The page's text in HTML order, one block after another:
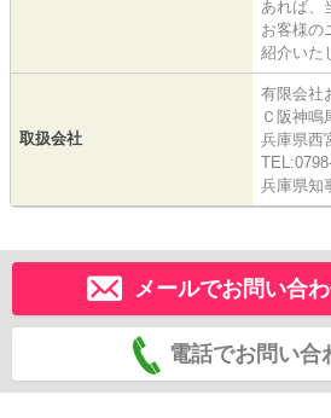
あれば、
お客様の
紹介いた
取扱会社
有限会社
Ｃ阪神鳴
兵庫県西
兵庫県知
メールでお問い合
電話でお問い合